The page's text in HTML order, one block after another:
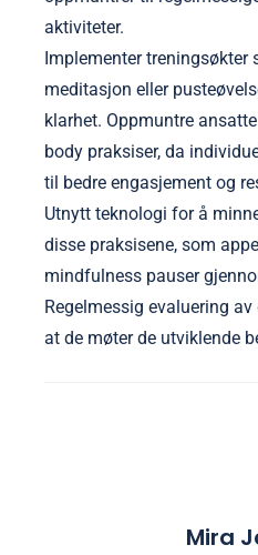
aktiviteter.
Implementer treningsøkter
meditasjon eller
klarhet. Oppmuntre
body praksiser, da
til bedre engasjement og
Utnytt teknologi for å
disse praksisene, som
mindfulness pauser
Regelmessig evaluering
at de møter de utviklende
Mira